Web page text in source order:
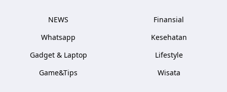
NEWS
Whatsapp
Gadget & Laptop
Game&Tips
Finansial
Kesehatan
Lifestyle
Wisata